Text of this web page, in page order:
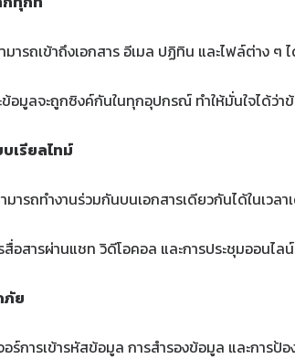
ารถเข้าถึงเอกสาร อีเมล ปฏิทิน และไฟล์ต่าง
อมูลจะถูกซิงค์กันในทุกอุปกรณ์ ทำให้มั่นใจได้ว่า
เรียลไทม์
ารถทำงานร่วมกันบนเอกสารเดียวกันได้ในเว
อสารผ่านแชท วิดีโอคอล และการประชุมออนไ
ภัย
ร์การเข้ารหัสข้อมูล การสำรองข้อมูล และกา